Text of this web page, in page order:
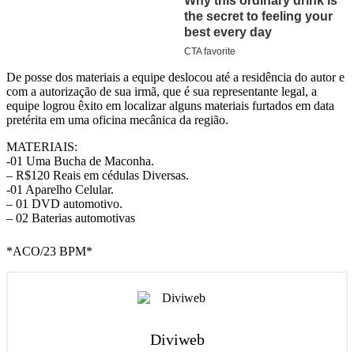
De posse dos materiais a equipe deslocou até a residência do autor e
com a autorização de sua irmã, que é sua representante legal, a
equipe logrou êxito em localizar alguns materiais furtados em data
pretérita em uma oficina mecânica da região.
MATERIAIS:
-01 Uma Bucha de Maconha.
– R$120 Reais em cédulas Diversas.
-01 Aparelho Celular.
– 01 DVD automotivo.
– 02 Baterias automotivas
*ACO/23 BPM*
Diviweb